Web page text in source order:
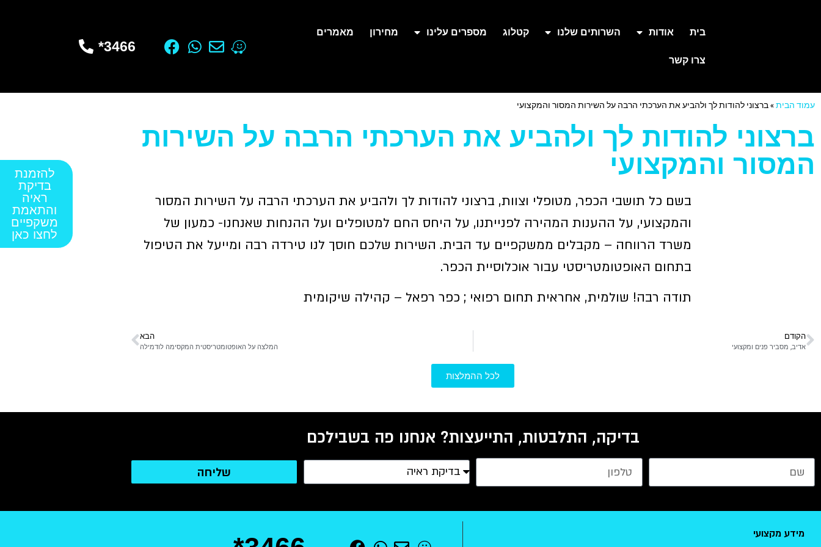
בית אודות השרותים שלנו קטלוג מספרים עלינו מחירון מאמרים
צרו קשר
3466*
עמוד הבית»ברצוני להודות לך ולהביע את הערכתי הרבה על השירות המסור והמקצועי
ברצוני להודות לך ולהביע את הערכתי הרבה על השירות
המסור והמקצועי
בשם כל תושבי הכפר, מטופלי וצוות, ברצוני להודות לך ולהביע את הערכתי הרבה על השירות המסור
והמקצועי, על ההענות המהירה לפנייתנו, על היחס החם למטופלים ועל ההנחות שאנחנו- כמעון של
משרד הרווחה – מקבלים ממשקפיים עד הבית. השירות שלכם חוסך לנו טירדה רבה ומייעל את הטיפול
בתחום האופטומטריסטי עבור אוכלוסיית הכפר.
תודה רבה! שולמית, אחראית תחום רפואי ; כפר רפאל – קהילה שיקומית
הקודם
אדיב, מסביר פנים ומקצועי
הבא
המלצה על האופטומטריסטית המקסימה לודמילה
לכל ההמלצות
בדיקה, התלבטות, התייעצות? אנחנו פה בשבילכם
שליחה
מידע מקצועי
להזמנת
בדיקת
ראיה
והתאמת
משקפיים
לחצו כאן